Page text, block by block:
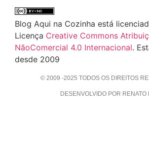
Blog Aqui na Cozinha está
Licença Creative Commons
NãoComercial 4.0 Internacional.
desde 2009
© 2009 -2025 TODOS OS DIREITOS
DESENVOLVIDO POR RENATO